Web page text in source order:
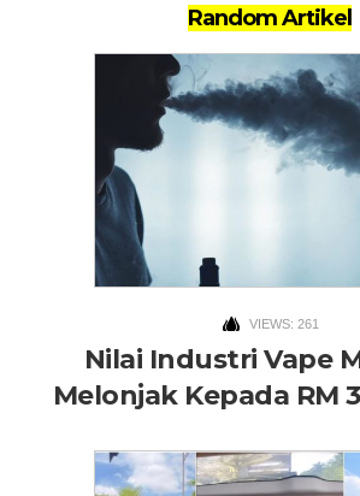
Random Artikel
VIEWS: 261
Nilai Industri Vape
Melonjak Kepada RM